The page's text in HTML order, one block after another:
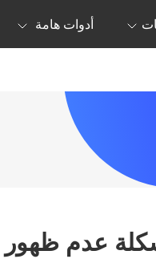
أدوات هامة
عدم